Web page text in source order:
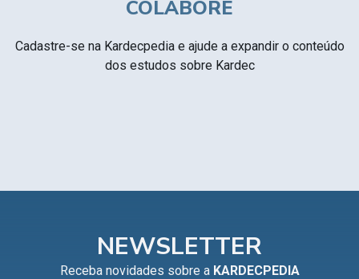
COLABORE
Cadastre-se na Kardecpedia e ajude a expandir o conteúdo
dos estudos sobre Kardec
NEWSLETTER
Receba novidades sobre a KARDECPEDIA